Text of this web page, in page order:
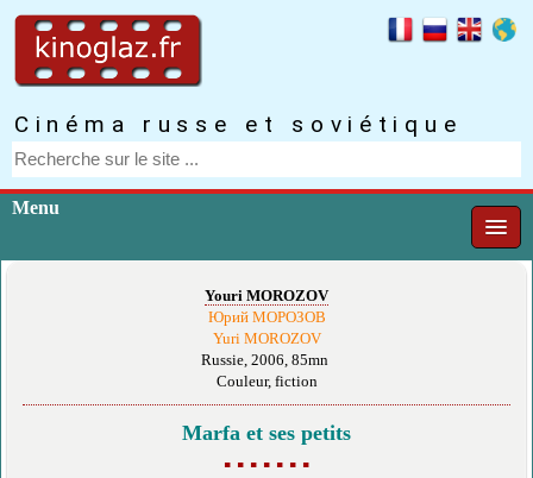
Cinéma russe et soviétique
Menu
Youri MOROZOV
Юрий МОРОЗОВ
Yuri MOROZOV
Russie, 2006, 85mn
Couleur, fiction
Marfa et ses petits
▪ ▪ ▪ ▪ ▪ ▪ ▪